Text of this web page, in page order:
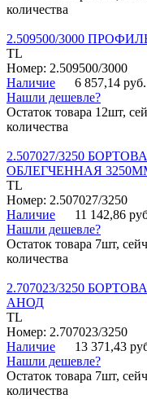
количества
2.509500/3000
TL
Номер: 2.509500/3000
Наличие
6 857,14 руб.
Нашли дешевле?
Остаток товара 12шт,
количества
2.507027/3250
ОБЛЕГЧЕННАЯ
TL
Номер: 2.507027/3250
Наличие
11 142,86
Нашли дешевле?
Остаток товара 7шт,
количества
2.707023/3250
АНОД
TL
Номер: 2.707023/3250
Наличие
13 371,43
Нашли дешевле?
Остаток товара 7шт,
количества